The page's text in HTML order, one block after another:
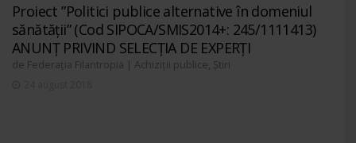
Proiect ”Politici publice alternative în domeniul
sănătății” (Cod SIPOCA/SMIS2014+: 245/1111413)
ANUNȚ PRIVIND SELECȚIA DE EXPERȚI
de Federația Filantropia | Achiziții publice, Știri